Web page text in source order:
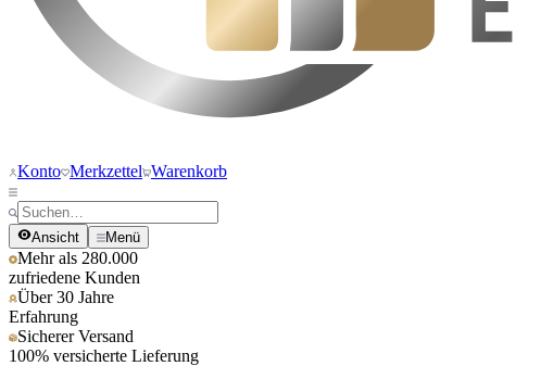
Konto Merkzettel Warenkorb
Ansicht Menü
Mehr als 280.000
zufriedene Kunden
Über 30 Jahre
Erfahrung
Sicherer Versand
100% versicherte Lieferung